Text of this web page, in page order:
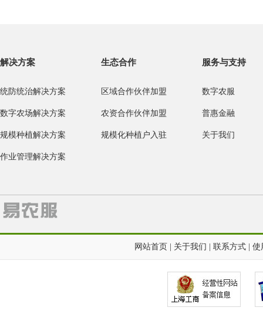
解决方案
统防统治解决方案
数字农场解决方案
规模种植解决方案
作业管理解决方案
生态合作
区域合作伙伴加盟
农资合作伙伴加盟
规模化种植户入驻
服务与支持
数字农服
普惠金融
关于我们
网站首页| 关于我们 | 联系方式| 使